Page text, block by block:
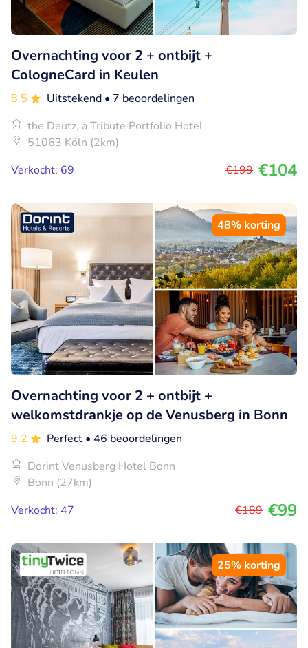
Overnachting voor 2 + ontbijt +
CologneCard in Keulen
8.5 Uitstekend • 7 beoordelingen
the Deutz, a Tribute Portfolio Hotel
51063 Köln (2km)
Verkocht: 69
€199 €104
48% korting
Overnachting voor 2 + ontbijt +
welkomstdrankje op de Venusberg in Bonn
9.2 Perfect • 46 beoordelingen
Dorint Venusberg Hotel Bonn
Bonn (27km)
Verkocht: 47
€189 €99
25% korting